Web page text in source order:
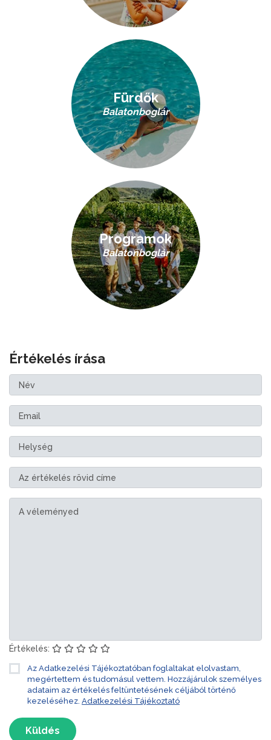
Fürdők
Balatonboglár
Programok
Balatonboglár
Értékelés írása
Értékelés:
Az Adatkezelési Tájékoztatóban foglaltakat elolvastam,
megértettem és tudomásul vettem. Hozzájárulok személyes
adataim az értékelés feltüntetésének céljából történő
kezeléséhez. Adatkezelési Tájékoztató
Küldés